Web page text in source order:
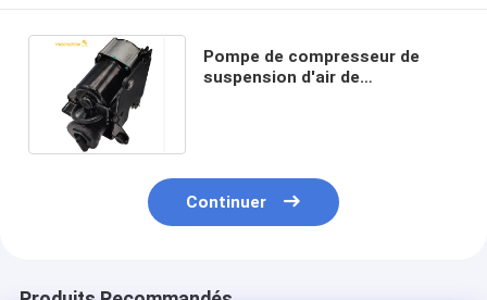
Pompe de compresseur de
suspension d'air de
Continuer